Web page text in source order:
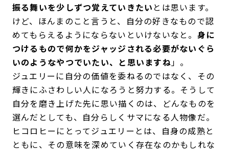
振る舞いを少しずつ覚えていきたい とは思います。
けど、ほんまのこと言うと、自分の好きなもので認
めてもらえるようにならないといけないなと。 身に
つけるもので何かをジャッジされる必要がないぐら
いのようなやつでいたい、と思いますね」。
ジュエリーに自分の価値を委ねるのではなく、その
輝きにふさわしい人になろうと努力する。そうして
自分を磨き上げた先に思い描くのは、どんなものを
選んだとしても、自分らしくサマになる人物像だ。
ヒコロヒーにとってジュエリーとは、自身の成熟と
ともに、その意味を深めていく存在なのかもしれな